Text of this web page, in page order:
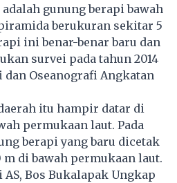
gunung berapi bawah
berukuran sekitar 5
ini benar-benar baru dan
survei pada tahun 2014
Oseanografi Angkatan
itu hampir datar di
permukaan laut. Pada
berapi yang baru dicetak
di bawah permukaan laut.
Bos Bukalapak Ungkap